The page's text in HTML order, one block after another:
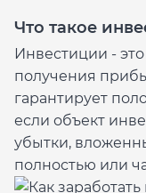
Что такое
Инвестиции -
получения
гарантирует
если объект
убытки,
полностью или